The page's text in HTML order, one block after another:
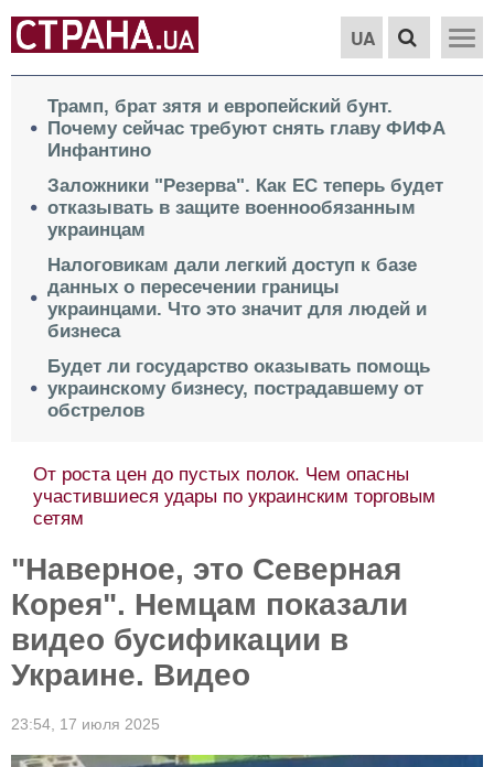
UA
Трамп, брат зятя и европейский бунт.
Почему сейчас требуют снять главу ФИФА
Инфантино
Заложники "Резерва". Как ЕС теперь будет
отказывать в защите военнообязанным
украинцам
Налоговикам дали легкий доступ к базе
данных о пересечении границы
украинцами. Что это значит для людей и
бизнеса
Будет ли государство оказывать помощь
украинскому бизнесу, пострадавшему от
обстрелов
От роста цен до пустых полок. Чем опасны
участившиеся удары по украинским торговым
сетям
"Наверное, это Северная
Корея". Немцам показали
видео бусификации в
Украине. Видео
23:54, 17 июля 2025